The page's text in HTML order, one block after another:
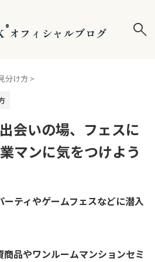
®オフィシャルブログ
分け方 >
会いの場、フェスに
マンに気をつけよう
ティやゲームフェスなどに潜入
品やワンルームマンションセミ